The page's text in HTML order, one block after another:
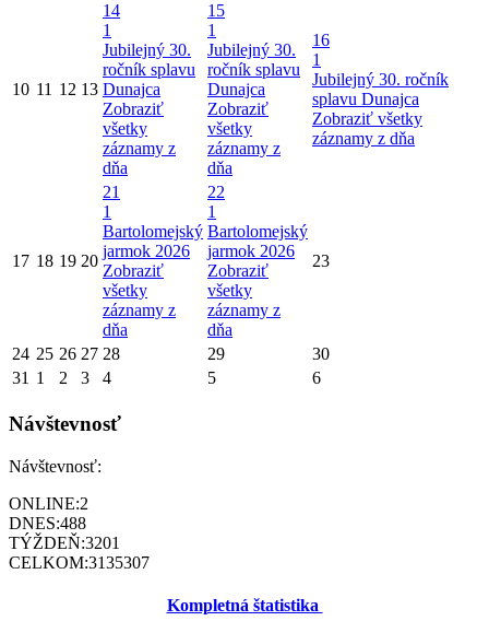
10 11 12 13
14
1
Jubilejný 30.
ročník splavu
Dunajca
Zobraziť
všetky
záznamy z
dňa
15
1
Jubilejný 30.
ročník splavu
Dunajca
Zobraziť
všetky
záznamy z
dňa
16
1
Jubilejný 30. ročník
splavu Dunajca
Zobraziť všetky
záznamy z dňa
17 18 19 20
21
1
Bartolomejský
jarmok 2026
Zobraziť
všetky
záznamy z
dňa
22
1
Bartolomejský
jarmok 2026
Zobraziť
všetky
záznamy z
dňa
23
24 25 26 27 28 29
30
31 1 2 3 4 5 6
Návštevnosť
Návštevnosť:
ONLINE:2
DNES:488
TÝŽDEŇ:3201
CELKOM:3135307
Kompletná štatistika